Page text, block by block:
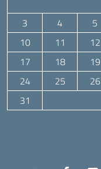
3
4 5
10
11 12
17
18 19
24
25 26
31